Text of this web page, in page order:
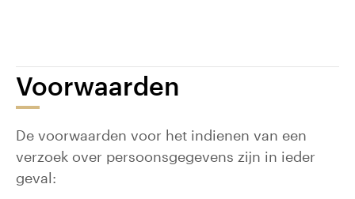
Voorwaarden
De voorwaarden voor het indienen van een
verzoek over persoonsgegevens zijn in ieder
geval: